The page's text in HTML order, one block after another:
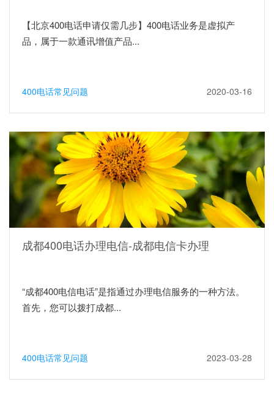
【北京400电话申请仅需几步】400电话业务是虚拟产
品，属于一款通讯增值产品...
400电话常见问题 2020-03-16
成都400电话办理电信-成都电信卡办理
“成都400电信电话”是指通过办理电信服务的一种方法。
首先，您可以拨打成都...
400电话常见问题 2023-03-28